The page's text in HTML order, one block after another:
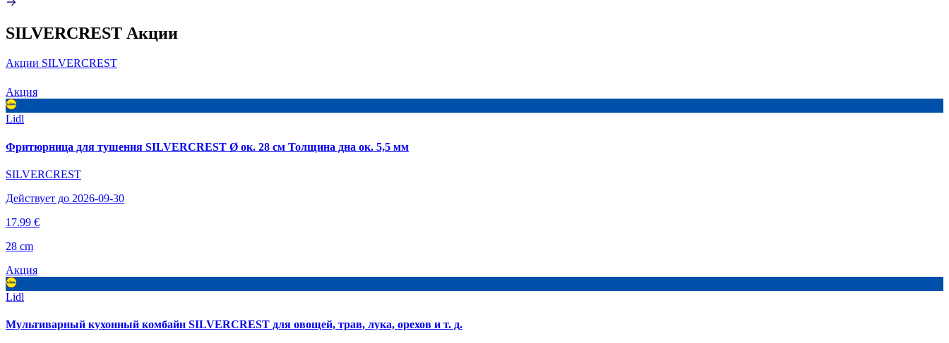
SILVERCREST Акции
Акции SILVERCREST
Акция
Lidl
Фритюрница для тушения SILVERCREST Ø ок. 28 см Толщина дна ок. 5,5 мм
SILVERCREST
Действует до 2026-09-30
17.99 €
28 cm
Акция
Lidl
Мультиварный кухонный комбайн SILVERCREST для овощей, трав, лука, орехов и т. д.